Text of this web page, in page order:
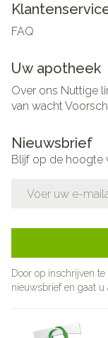
FAQ
Uw apotheek
Over ons Nuttige
van wacht
Nieuwsbrief
Blijf op de hoogte
Door op inschrijven
nieuwsbrief en gaat